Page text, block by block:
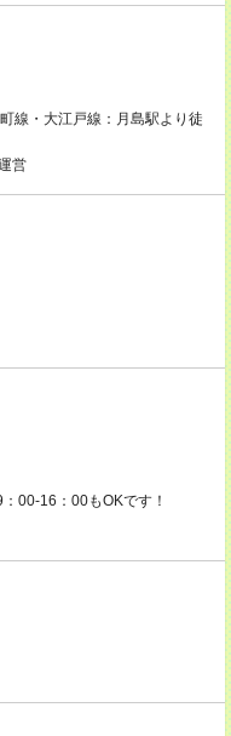
・大江戸線：月島駅より徒
営
00-16：00もOKです！